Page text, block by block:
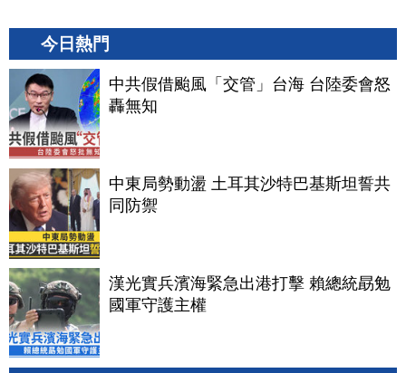
今日熱門
中共假借颱風「交管」台海 台陸委會怒
轟無知
中東局勢動盪 土耳其沙特巴基斯坦誓共
同防禦
漢光實兵濱海緊急出港打擊 賴總統勗勉
國軍守護主權